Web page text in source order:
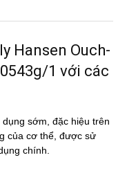
Hansen Ouch-
1 với các
sớm, đặc hiệu trên
của cơ thể, được sử
chính.